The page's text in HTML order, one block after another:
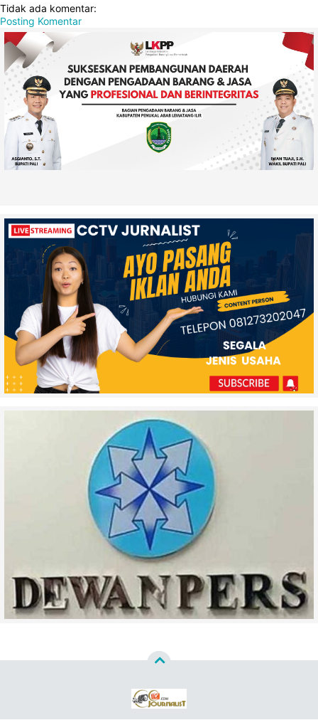
Tidak ada komentar:
Posting Komentar
Copyright ©2026WWW CCTVJURNALISTCOM™